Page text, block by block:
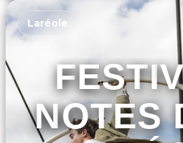
Laréole
NOTES